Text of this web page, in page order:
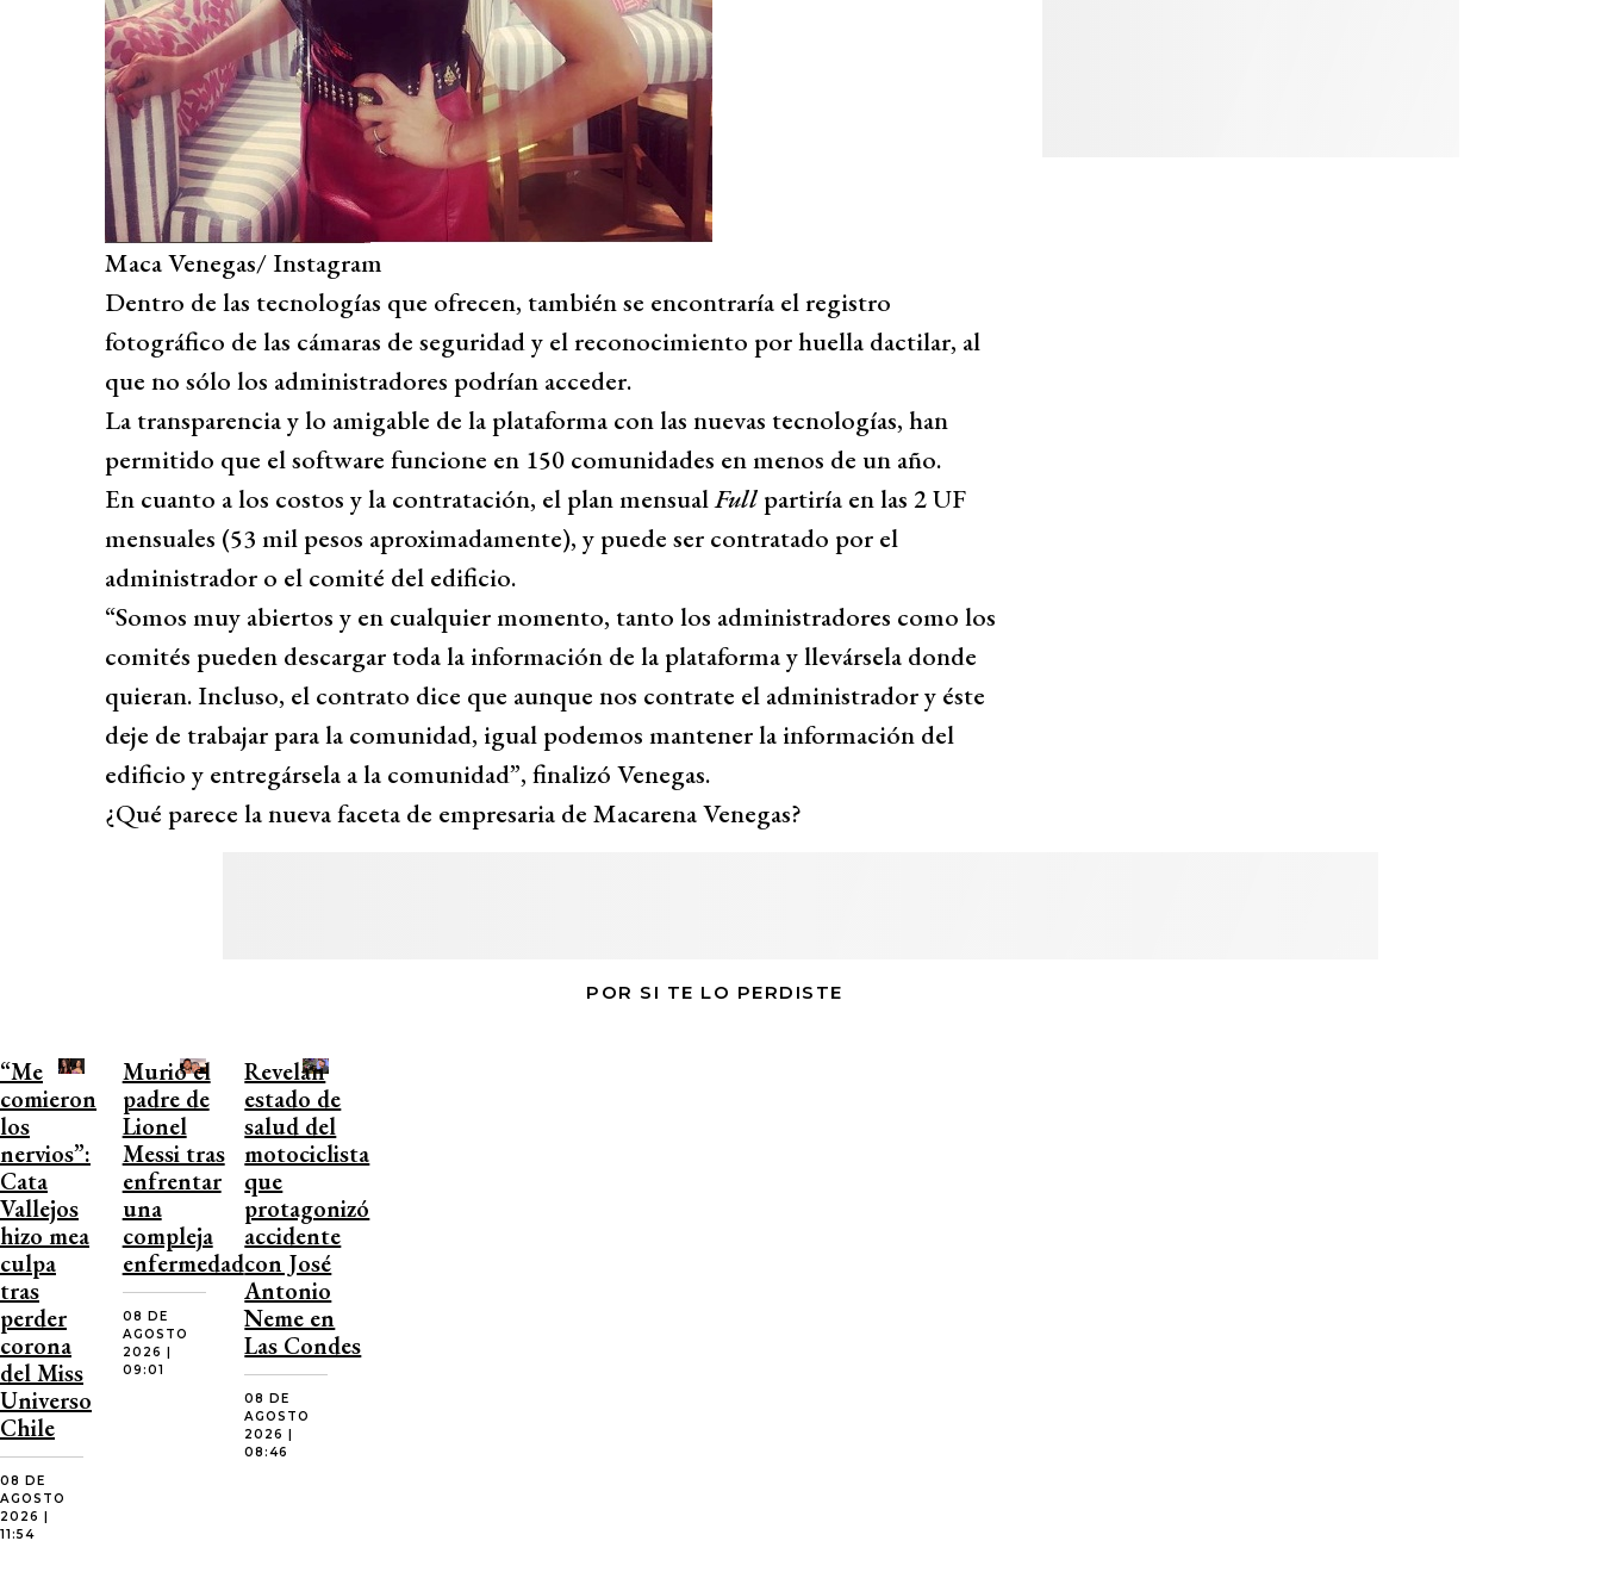
Maca Venegas/ Instagram
Dentro de las tecnologías que ofrecen, también se encontraría el registro
fotográfico de las cámaras de seguridad y el reconocimiento por huella dactilar, al
que no sólo los administradores podrían acceder.
La transparencia y lo amigable de la plataforma con las nuevas tecnologías, han
permitido que el software funcione en 150 comunidades en menos de un año.
En cuanto a los costos y la contratación, el plan mensualFull partiría en las 2 UF
mensuales (53 mil pesos aproximadamente), y puede ser contratado por el
administrador o el comité del edificio.
“Somos muy abiertos y en cualquier momento, tanto los administradores como los
comités pueden descargar toda la información de la plataforma y llevársela donde
quieran. Incluso, el contrato dice que aunque nos contrate el administrador y éste
deje de trabajar para la comunidad, igual podemos mantener la información del
edificio y entregársela a la comunidad”, finalizó Venegas.
¿Qué parece la nueva faceta de empresaria de Macarena Venegas?
POR SI TE LO PERDISTE
“Me
comieron
los
nervios”:
Cata
Vallejos
hizo mea
culpa
tras
perder
corona
del Miss
Universo
Chile
08 DE
AGOSTO
2026 |
11:54
Murió el
padre de
Lionel
Messi tras
enfrentar
una
compleja
enfermedad
08 DE
AGOSTO
2026 |
09:01
Revelan
estado de
salud del
motociclista
que
protagonizó
accidente
con José
Antonio
Neme en
Las Condes
08 DE
AGOSTO
2026 |
08:46